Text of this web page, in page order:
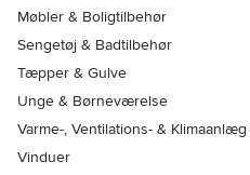
Møbler & Boligtilbehør
Sengetøj & Badtilbehør
Tæpper & Gulve
Unge & Børneværelse
Varme-, Ventilations- & Klimaanlæg
Vinduer